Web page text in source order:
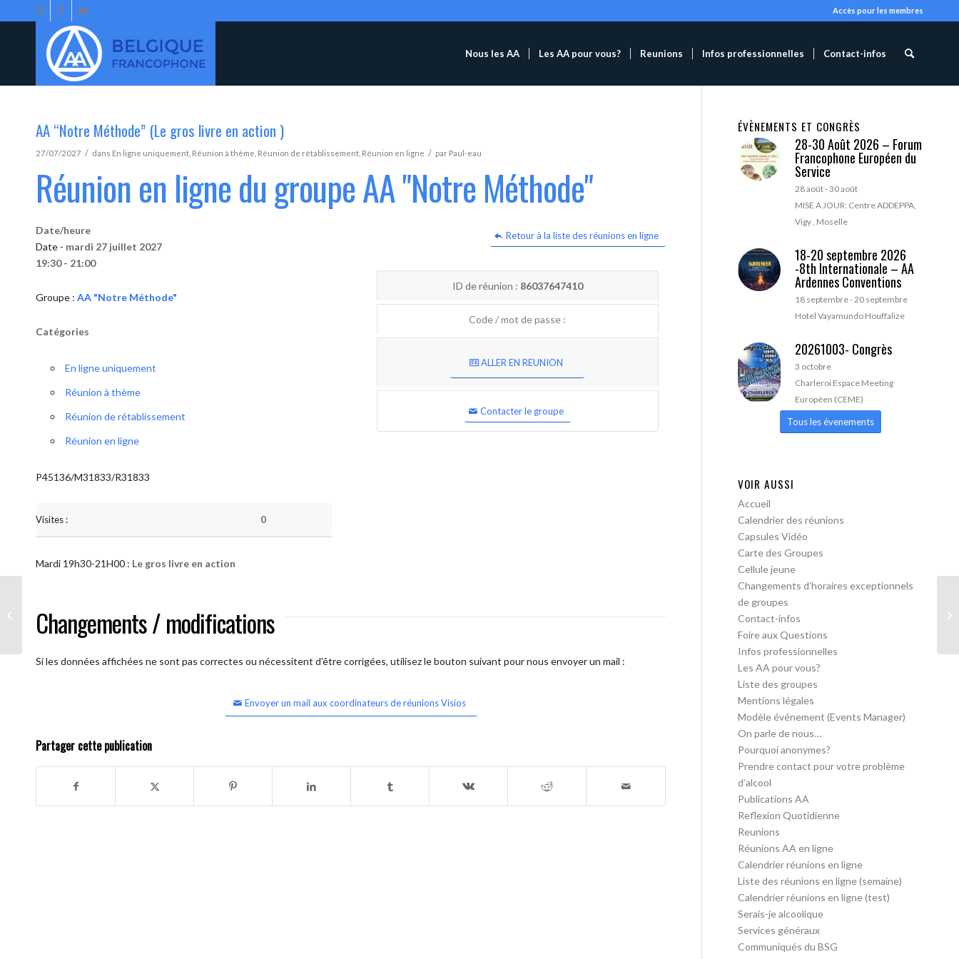
Accès pour les membres
Nous les AA Les AA pour vous? Reunions Infos professionnelles Contact-infos
AA “Notre Méthode” (Le gros livre en action )
27/07/2027 / dans En ligne uniquement Réunion à thème Réunion de rétablissement Réunion en ligne / par Paul-eau
Réunion en ligne du groupe AA "Notre Méthode"
Retour à la liste des réunions en ligne
Date/heure
Date - mardi 27 juillet 2027
19:30 - 21:00
Groupe : AA "Notre Méthode"
Catégories
En ligne uniquement
Réunion à thème
Réunion de rétablissement
Réunion en ligne
P45136/M31833/R31833
Visites : 0
ID de réunion : 86037647410
Code / mot de passe :
ALLER EN REUNION
Contacter le groupe
Mardi 19h30-21H00 : Le gros livre en action
Changements / modifications
Si les données affichées ne sont pas correctes ou nécessitent d'être corrigées, utilisez le bouton suivant pour nous envoyer un mail :
Envoyer un mail aux coordinateurs de réunions Visios
Partager cette publication
ÉVÈNEMENTS ET CONGRÈS
28-30 Août 2026 – Forum
Francophone Européen du
Service
28 août-30 août
MISE A JOUR: Centre ADDEPPA,
Vigy , Moselle
18-20 septembre 2026
-8th Internationale – AA
Ardennes Conventions
18 septembre-20 septembre
Hotel Vayamundo Houffalize
20261003- Congrès
3 octobre
Charleroi Espace Meeting
Européen (CEME)
Tous les évenements
VOIR AUSSI
Accueil
Calendrier des réunions
Capsules Vidéo
Carte des Groupes
Cellule jeune
Changements d’horaires exceptionnels
de groupes
Contact-infos
Foire aux Questions
Infos professionnelles
Les AA pour vous?
Liste des groupes
Mentions légales
Modèle événement (Events Manager)
On parle de nous…
Pourquoi anonymes?
Prendre contact pour votre problème
d’alcool
Publications AA
Reflexion Quotidienne
Reunions
Réunions AA en ligne
Calendrier réunions en ligne
Liste des réunions en ligne (semaine)
Calendrier réunions en ligne (test)
Serais-je alcoolique
Services généraux
Communiqués du BSG
action )